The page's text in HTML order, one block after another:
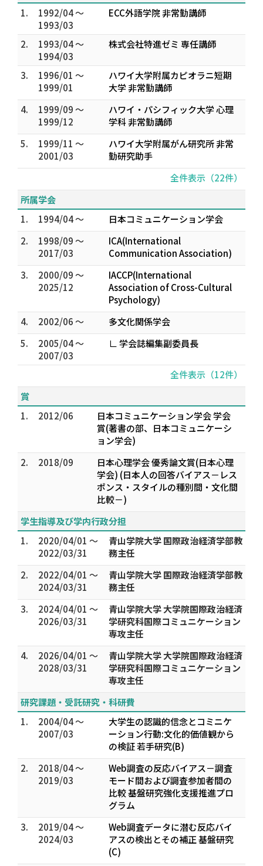
1.
1992/04 ～
1993/03
ECC外語学院 非常勤講師
2.
1993/04 ～
1994/03
株式会社特進ゼミ 専任講師
3.
1996/01 ～
1999/01
ハワイ大学附属カピオラニ短期
大学 非常勤講師
4.
1999/09 ～
1999/12
ハワイ・パシフィック大学 心理
学科 非常勤講師
5.
1999/11 ～
2001/03
ハワイ大学附属がん研究所 非常
勤研究助手
全件表示（22件）
所属学会
1.
1994/04 ～
日本コミュニケーション学会
2.
1998/09 ～
2017/03
ICA(International
Communication Association)
3.
2000/09 ～
2025/12
IACCP(International
Association of Cross-Cultural
Psychology)
4.
2002/06 ～
多文化関係学会
5.
2005/04 ～
2007/03
∟ 学会誌編集副委員長
全件表示（12件）
賞
1.
2012/06
日本コミュニケーション学会 学会
賞(著書の部、日本コミュニケーシ
ョン学会)
2.
2018/09
日本心理学会 優秀論文賞(日本心理
学会) (日本人の回答バイアス－レス
ポンス・スタイルの種別間・文化間
比較－)
学生指導及び学内行政分担
1.
2020/04/01 ～
2022/03/31
青山学院大学 国際政治経済学部教
務主任
2.
2022/04/01 ～
2024/03/31
青山学院大学 国際政治経済学部教
務主任
3.
2024/04/01 ～
2026/03/31
青山学院大学 大学院国際政治経済
学研究科国際コミュニケーション
専攻主任
4.
2026/04/01 ～
2028/03/31
青山学院大学 大学院国際政治経済
学研究科国際コミュニケーション
専攻主任
研究課題・受託研究・科研費
1.
2004/04 ～
2007/03
大学生の認識的信念とコミニケ
ーション行動:文化的価値観から
の検証 若手研究(B)
2.
2018/04 ～
2019/03
Web調査の反応バイアス－調査
モード間および調査参加者間の
比較 基盤研究強化支援推進プロ
グラム
3.
2019/04 ～
2024/03
Web調査データに潜む反応バイ
アスの検出とその補正 基盤研究
(C)